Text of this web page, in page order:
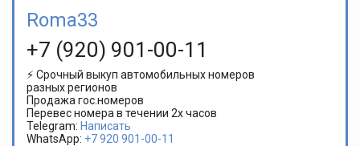
Roma33
+7 (920) 901-00-11
⚡ Срочный выкуп автомобильных номеров
разных регионов
Продажа гос.номеров
Перевес номера в течении 2х часов
Telegram: Написать
WhatsApp: +7 920 901-00-11